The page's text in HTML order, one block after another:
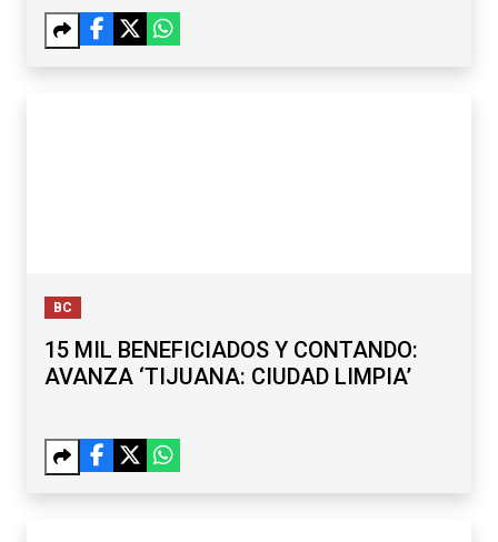
BC
15 MIL BENEFICIADOS Y CONTANDO:
AVANZA ‘TIJUANA: CIUDAD LIMPIA’